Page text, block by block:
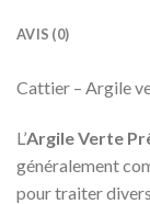
AVIS (0)
Cattier – Argile
L’Argile Verte
généralement
pour traiter